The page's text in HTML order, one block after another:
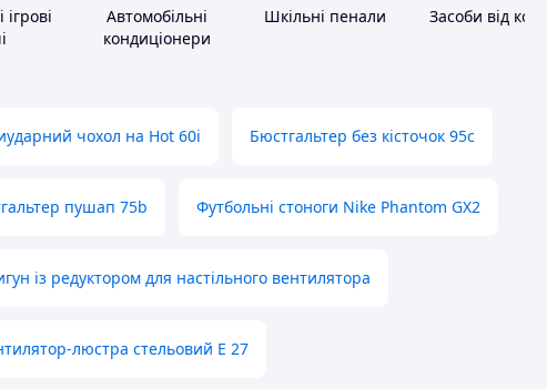
Автомобільні
кондиціонери
Шкільні пенали Засоби від
чохол на Hot 60i Бюстгальтер без кісточок 95с
пушап 75b Футбольні стоноги Nike Phantom GX2
із редуктором для настільного вентилятора
люстра стельовий E 27